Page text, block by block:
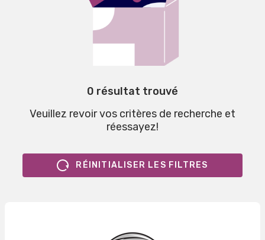
0 résultat trouvé
Veuillez revoir vos critères de recherche et
réessayez!
RÉINITIALISER LES FILTRES